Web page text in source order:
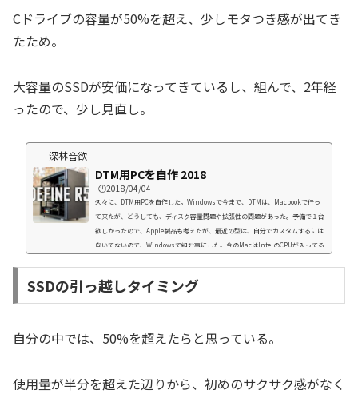
Cドライブの容量が50%を超え、少しモタつき感が出てき
たため。
大容量のSSDが安価になってきているし、組んで、2年経
ったので、少し見直し。
深林音欲
DTM用PCを自作 2018
🕒️2018/04/04
久々に、DTM用PCを自作した。Windowsで今まで、DTMは、Macbookで行っ
て来たが、どうしても、ディスク容量問題や拡張性の問題があった。予備で１台
欲しかったので、Apple製品も考えたが、最近の型は、自分でカスタムするには
向いてないので、Windowsで組む事にした。今のMacはIntelのCPUが入ってる
ポイント今回の自作の際、一番のポイントは、ケースだ。ケースが気に入った物
があった...
SSDの引っ越しタイミング
自分の中では、50%を超えたらと思っている。
使用量が半分を超えた辺りから、初めのサクサク感がなく